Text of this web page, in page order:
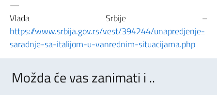
—
Vlada Srbije –
https://www.srbija.gov.rs/vest/394244/unapredjenje-
saradnje-sa-italijom-u-vanrednim-situacijama.php
Možda će vas zanimati i ..